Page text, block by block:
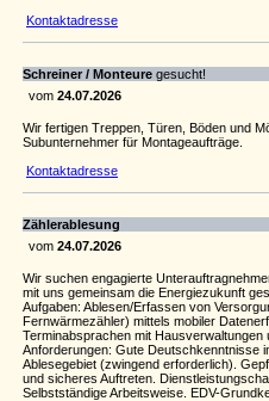
Kontaktadresse
Schreiner / Monteure gesucht!
vom 24.07.2026
Wir fertigen Treppen, Türen, Böden und
Subunternehmer für Montageaufträge.
Kontaktadresse
Zählerablesung
vom 24.07.2026
Wir suchen engagierte
mit uns gemeinsam die Energiezukunft
Aufgaben: Ablesen/Erfassen von
Fernwärmezähler) mittels mobiler
Terminabsprachen mit Hausverwaltungen
Anforderungen: Gute Deutschkenntnisse
Ablesegebiet (zwingend erforderlich).
und sicheres Auftreten.
Selbstständige Arbeitsweise. EDV-